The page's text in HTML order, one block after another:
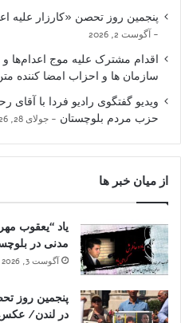
پنجمین روز تحصن «کارزار علیه
آگوست 2, 2026
اقدام مشترک علیه موج اعدام‌ها
سازمان ها و احزاب امضا کننده
ویدیو گفتگوی رادیو فردا با
حزب مردم بلوچستان
جولای 28, 2026
از میان خبر ها
یاد “یعقوب
مدنی در
آگوست 3, 2026
پنجمین روز
در لندن/